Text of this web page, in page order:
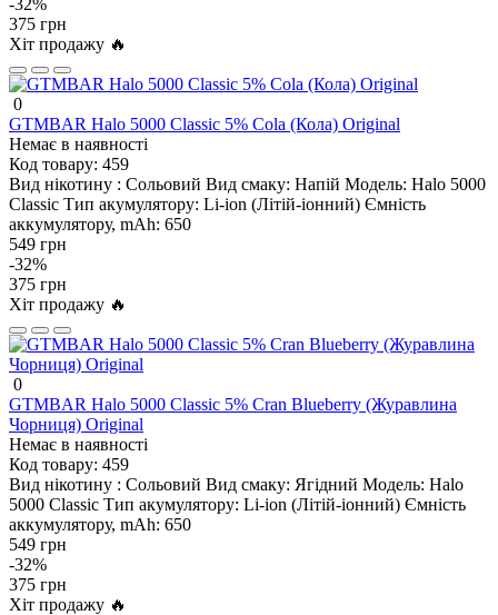
375 грн
Хіт продажу 🔥
0
GTMBAR Halo 5000 Classic 5% Cola (Кола) Original
Немає в наявності
Код товару: 459
Вид нікотину : Сольовий Вид смаку: Напій Модель: Halo 5000
Classic Тип акумулятору: Li-ion (Літій-іонний) Ємність
аккумулятору, mAh: 650
549 грн
-32%
375 грн
Хіт продажу 🔥
0
GTMBAR Halo 5000 Classic 5% Cran Blueberry (Журавлина
Чорниця) Original
Немає в наявності
Код товару: 459
Вид нікотину : Сольовий Вид смаку: Ягідний Модель: Halo
5000 Classic Тип акумулятору: Li-ion (Літій-іонний) Ємність
аккумулятору, mAh: 650
549 грн
-32%
375 грн
Хіт продажу 🔥